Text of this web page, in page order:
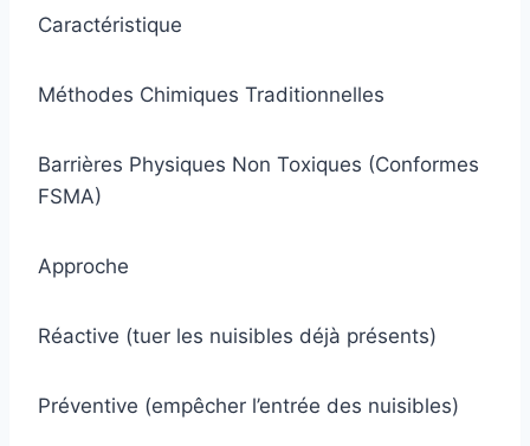
Caractéristique
Méthodes Chimiques Traditionnelles
Barrières Physiques Non Toxiques (Conformes
FSMA)
Approche
Réactive (tuer les nuisibles déjà présents)
Préventive (empêcher l’entrée des nuisibles)